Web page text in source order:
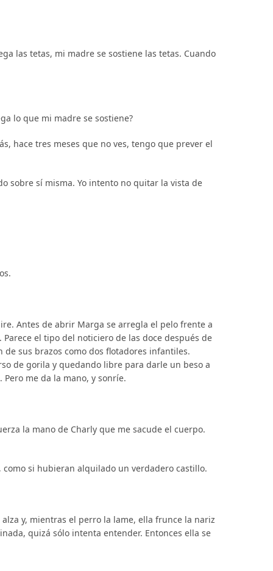
las tetas, mi madre se sostiene las tetas. Cuando
lo que mi madre se sostiene?
hace tres meses que no ves, tengo que prever el
sobre sí misma. Yo intento no quitar la vista de
Antes de abrir Marga se arregla el pelo frente a
el tipo del noticiero de las doce después de
sus brazos como dos flotadores infantiles.
de gorila y quedando libre para darle un beso a
me da la mano, y sonríe.
la mano de Charly que me sacude el cuerpo.
como si hubieran alquilado un verdadero castillo.
y, mientras el perro la lame, ella frunce la nariz
quizá sólo intenta entender. Entonces ella se